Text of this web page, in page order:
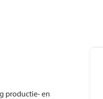
productie- en